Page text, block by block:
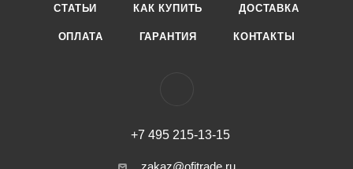
СТАТЬИ КАК КУПИТЬ ДОСТАВКА
ОПЛАТА ГАРАНТИЯ КОНТАКТЫ
+7 495 215-13-15
zakaz@ofitrade.ru